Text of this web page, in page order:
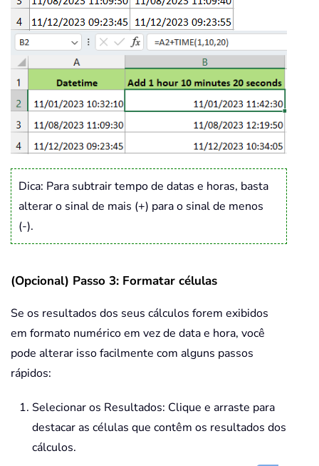
Dica: Para subtrair tempo de datas e horas, basta
alterar o sinal de mais (+) para o sinal de menos
(-).
(Opcional) Passo 3: Formatar células
Se os resultados dos seus cálculos forem exibidos
em formato numérico em vez de data e hora, você
pode alterar isso facilmente com alguns passos
rápidos:
Selecionar os Resultados: Clique e arraste para
destacar as células que contêm os resultados dos
cálculos.